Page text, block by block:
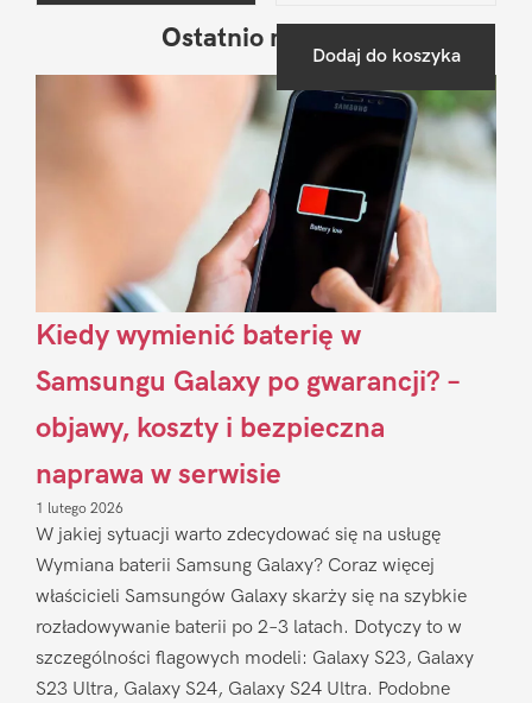
Dodaj do koszyka
Sidebar
Ostatnio na blogu
Kiedy wymienić baterię w
Samsungu Galaxy po gwarancji? –
objawy, koszty i bezpieczna
naprawa w serwisie
1 lutego 2026
W jakiej sytuacji warto zdecydować się na usługę
Wymiana baterii Samsung Galaxy? Coraz więcej
właścicieli Samsungów Galaxy skarży się na szybkie
rozładowywanie baterii po 2–3 latach. Dotyczy to w
szczególności flagowych modeli: Galaxy S23, Galaxy
S23 Ultra, Galaxy S24, Galaxy S24 Ultra. Podobne